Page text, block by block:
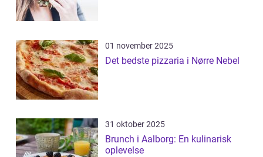
01 november 2025
Det bedste pizzaria i Nørre Nebel
31 oktober 2025
Brunch i Aalborg: En kulinarisk
oplevelse